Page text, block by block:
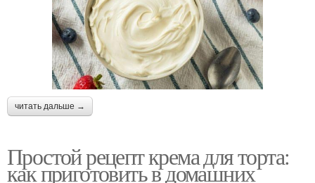
читать дальше →
Простой рецепт крема для торта:
как приготовить в домашних